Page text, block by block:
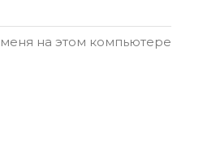
на этом компьютере